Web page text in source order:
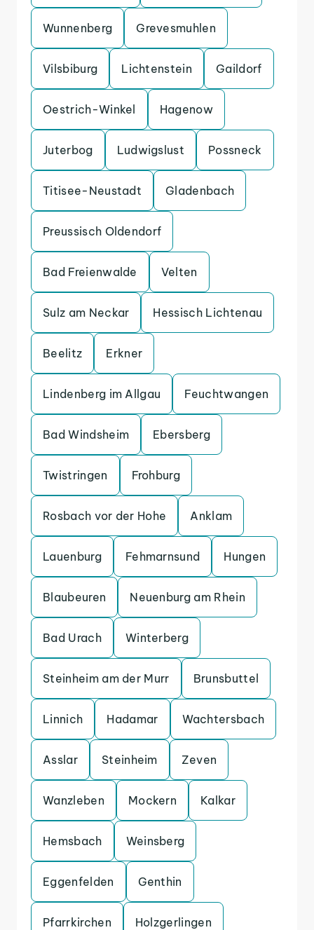
Wunnenberg Grevesmuhlen
Vilsbiburg Lichtenstein Gaildorf
Oestrich-Winkel Hagenow
Juterbog Ludwigslust Possneck
Titisee-Neustadt Gladenbach
Preussisch Oldendorf
Bad Freienwalde Velten
Sulz am Neckar Hessisch Lichtenau
Beelitz Erkner
Lindenberg im Allgau Feuchtwangen
Bad Windsheim Ebersberg
Twistringen Frohburg
Rosbach vor der Hohe Anklam
Lauenburg Fehmarnsund Hungen
Blaubeuren Neuenburg am Rhein
Bad Urach Winterberg
Steinheim am der Murr Brunsbuttel
Linnich Hadamar Wachtersbach
Asslar Steinheim Zeven
Wanzleben Mockern Kalkar
Hemsbach Weinsberg
Eggenfelden Genthin
Pfarrkirchen Holzgerlingen